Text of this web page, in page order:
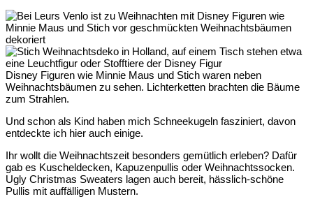
Disney Figuren wie Minnie Maus und Stich waren neben
Weihnachtsbäumen zu sehen. Lichterketten brachten die Bäume
zum Strahlen.
Und schon als Kind haben mich Schneekugeln fasziniert, davon
entdeckte ich hier auch einige.
Ihr wollt die Weihnachtszeit besonders gemütlich erleben? Dafür
gab es Kuscheldecken, Kapuzenpullis oder Weihnachtssocken.
Ugly Christmas Sweaters lagen auch bereit, hässlich-schöne
Pullis mit auffälligen Mustern.